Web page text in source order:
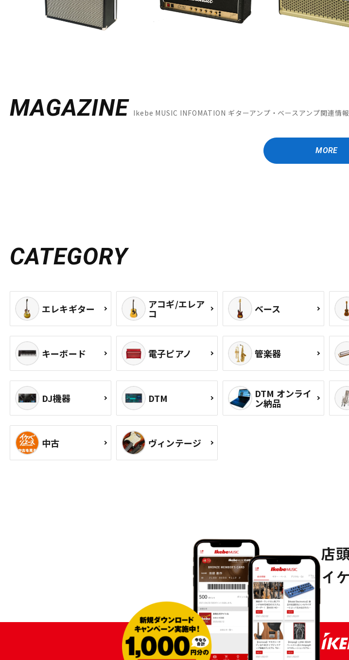
MAGAZINE Ikebe MUSIC INFOMATION ギターアンプ・ベースアンプ関連情報
MORE
CATEGORY
エレキギター アコギ/エレア
コ ベース
キーボード 電子ピアノ 管楽器
DJ機器 DTM DTM オンライ
ン納品
中古 ヴィンテージ